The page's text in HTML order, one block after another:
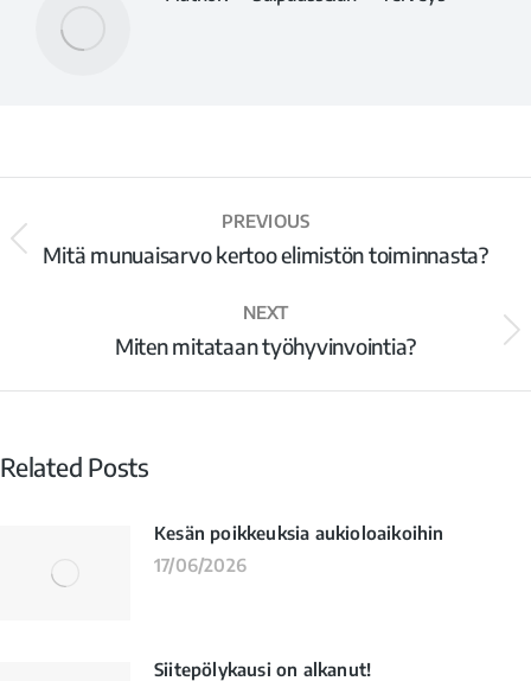
PREVIOUS
Mitä munuaisarvo kertoo elimistön toiminnasta?
NEXT
Miten mitataan työhyvinvointia?
Related Posts
Kesän poikkeuksia aukioloaikoihin
17/06/2026
Siitepölykausi on alkanut!